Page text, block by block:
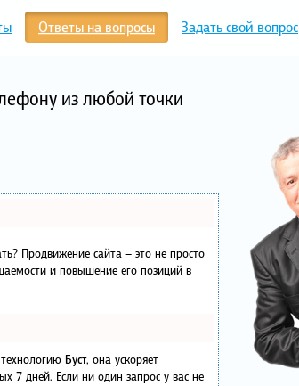
Ответы на вопросы Задать свой вопрос
из любой точки
Продвижение сайта – это не просто
и повышение его позиций в
Буст, она ускоряет
7 дней. Если ни один запрос у вас не